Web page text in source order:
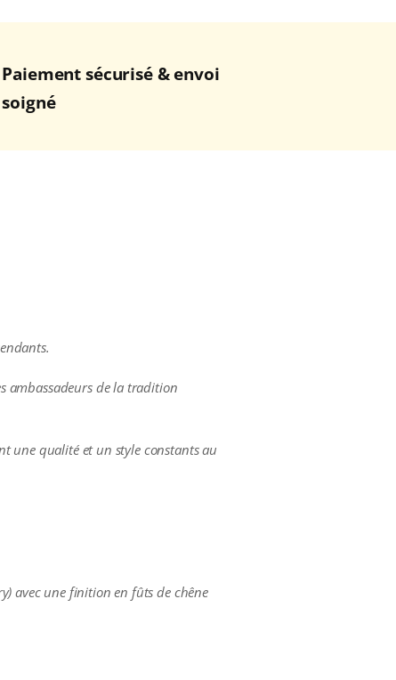
Paiement sécurisé & envoi
soigné
ambassadeurs de la tradition
une qualité et un style constants au
avec une finition en fûts de chêne